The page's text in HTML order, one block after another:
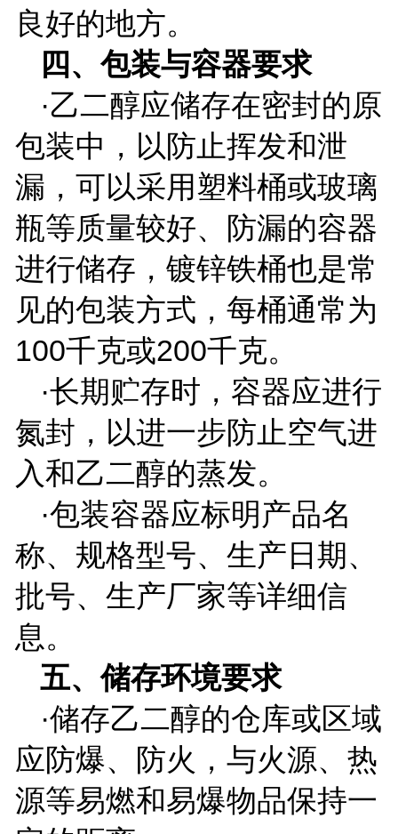
良好的地方。
四、包装与容器要求
·乙二醇应储存在密封的原
包装中，以防止挥发和泄
漏，可以采用塑料桶或玻璃
瓶等质量较好、防漏的容器
进行储存，镀锌铁桶也是常
见的包装方式，每桶通常为
100千克或200千克。
·长期贮存时，容器应进行
氮封，以进一步防止空气进
入和乙二醇的蒸发。
·包装容器应标明产品名
称、规格型号、生产日期、
批号、生产厂家等详细信
息。
五、储存环境要求
·储存乙二醇的仓库或区域
应防爆、防火，与火源、热
源等易燃和易爆物品保持一